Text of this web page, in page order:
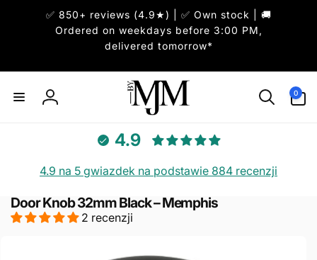
✅ 850+ reviews (4.9★) | ✅ Own stock | 🚚
Ordered on weekdays before 3:00 PM,
delivered tomorrow*
Zaloguj
0
pozycje(-
4.9
4.9 na 5 gwiazdek na podstawie 884 recenzji
Door Knob 32mm Black – Memphis
2 recenzji
Pomiń,
aby